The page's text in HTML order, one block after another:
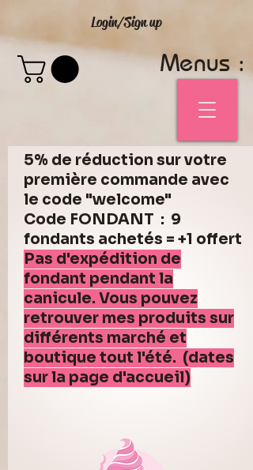
Login/Sign up
Menus :
5% de réduction sur votre
première commande avec
le code "welcome"
Code FONDANT : 9
fondants achetés = +1 offert
Pas d'expédition de
fondant pendant la
canicule. Vous pouvez
retrouver mes produits sur
différents marché et
boutique tout l'été. (dates
sur la page d'accueil)